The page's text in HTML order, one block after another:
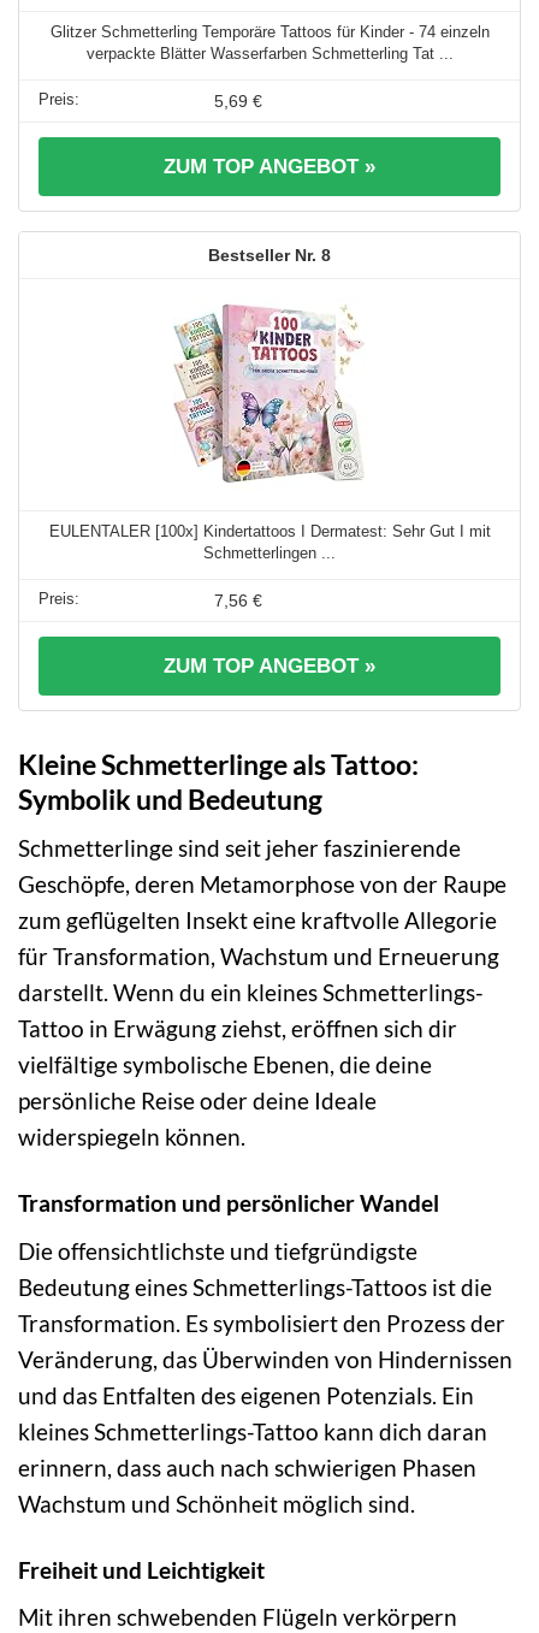
Glitzer Schmetterling Temporäre Tattoos für Kinder - 74 einzeln
verpackte Blätter Wasserfarben Schmetterling Tat ...
5,69 €
ZUM TOP ANGEBOT »
8
EULENTALER [100x] Kindertattoos I Dermatest: Sehr Gut I mit
Schmetterlingen ...
7,56 €
ZUM TOP ANGEBOT »
Kleine Schmetterlinge als Tattoo:
Symbolik und Bedeutung
Schmetterlinge sind seit jeher faszinierende
Geschöpfe, deren Metamorphose von der Raupe
zum geflügelten Insekt eine kraftvolle Allegorie
für Transformation, Wachstum und Erneuerung
darstellt. Wenn du ein kleines Schmetterlings-
Tattoo in Erwägung ziehst, eröffnen sich dir
vielfältige symbolische Ebenen, die deine
persönliche Reise oder deine Ideale
widerspiegeln können.
Transformation und persönlicher Wandel
Die offensichtlichste und tiefgründigste
Bedeutung eines Schmetterlings-Tattoos ist die
Transformation. Es symbolisiert den Prozess der
Veränderung, das Überwinden von Hindernissen
und das Entfalten des eigenen Potenzials. Ein
kleines Schmetterlings-Tattoo kann dich daran
erinnern, dass auch nach schwierigen Phasen
Wachstum und Schönheit möglich sind.
Freiheit und Leichtigkeit
Mit ihren schwebenden Flügeln verkörpern